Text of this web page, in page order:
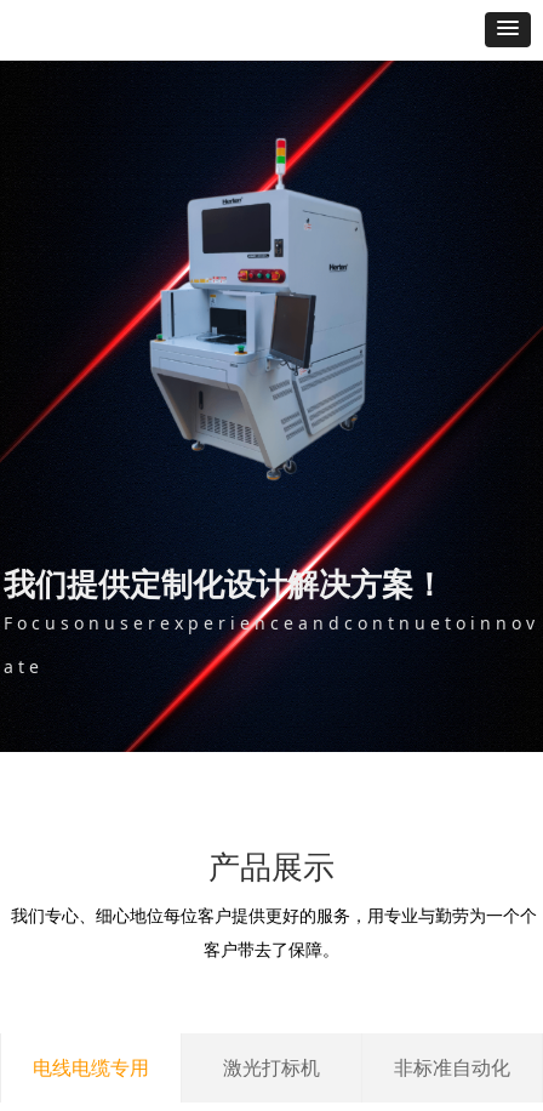
电线电缆专用 激光打标机 非标准自动化
我们提供定制化设计解决方案！
F o c u s o n u s e r e x p e r i e n c e a n d c o n t n u e t o i n n o v
a t e
产品展示
我们专心、细心地位每位客户提供更好的服务，用专业与勤劳为一个个
客户带去了保障。